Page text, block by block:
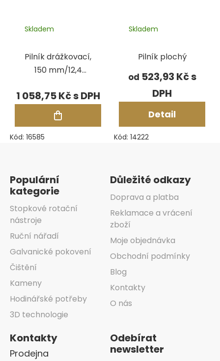
Pilník drážkovací,
150 mm/12,4
hr.0
Skladem
1 058,75 Kč
Kód: 16585
Pilník plochý
Skladem
od 523,93 Kč
Detail
Kód: 14222
Populární
kategorie
Stopkové rotační
nástroje
Ruční nářadí
Galvanické pokovení
Čištění
Kameny
Hodinářské potřeby
3D technologie
Důležité odkazy
Doprava a platba
Reklamace a vrácení
zboží
Moje objednávka
Obchodní podmínky
Blog
Kontakty
O nás
Kontakty
Prodejna
Odebírat
newsletter